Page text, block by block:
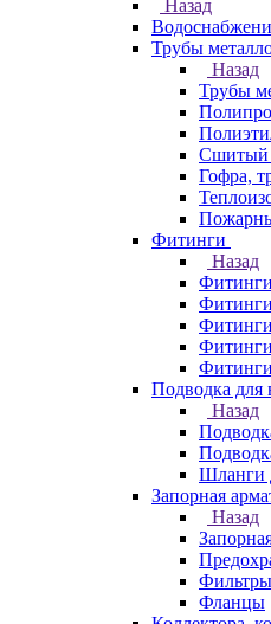
Назад
Трубы
Назад
Трубы
Сшитый
Гофра,
Фитинги
Назад
Фитинги
Фитинги
Подводка для
Назад
Шланги
Запорная
Назад
Фланцы